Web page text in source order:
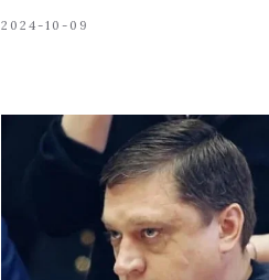
2024-10-09